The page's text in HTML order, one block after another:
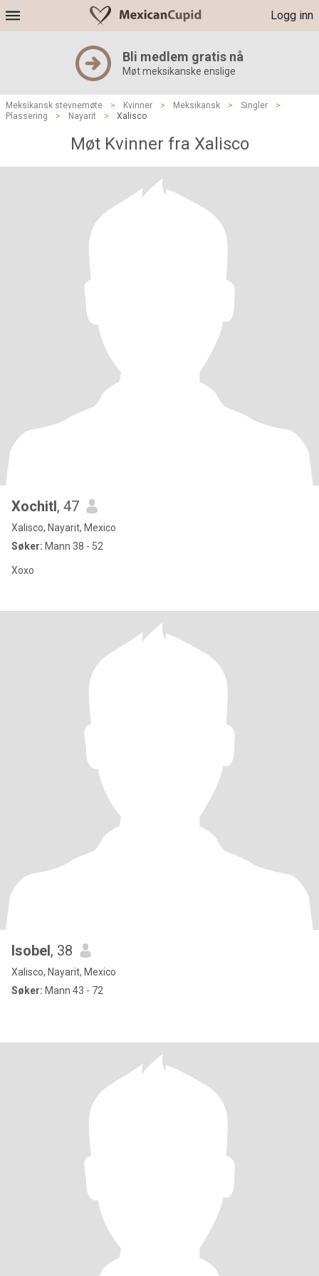
Logg inn
Bli medlem gratis nå
Møt meksikanske enslige
Meksikansk stevnemøte > Kvinner > Meksikansk > Singler
>
Plassering
> Nayarit > Xalisco
Møt Kvinner fra Xalisco
Xochitl, 47
Xalisco, Nayarit, Mexico
Søker: Mann 38 - 52
Xoxo
Isobel, 38
Xalisco, Nayarit, Mexico
Søker: Mann 43 - 72